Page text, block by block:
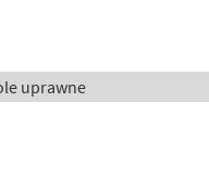
uprawne